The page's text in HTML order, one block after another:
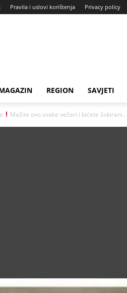
Pravila i uslovi korištenja Privacy policy
REGION SAVJETI
Mažite ovo svake večeri i bićete šokirani...